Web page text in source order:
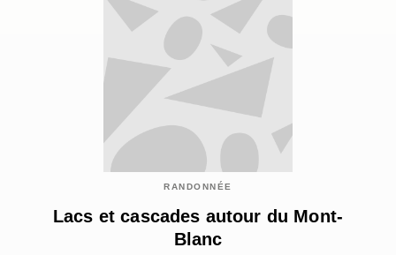
RANDONNÉE
Lacs et cascades autour du Mont-
Blanc